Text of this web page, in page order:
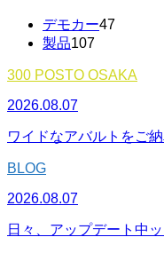
デモカー47
製品107
300 POSTO OSAKA
2026.08.07
ワイドなアバルトをご
BLOG
2026.08.07
日々、アップデート中ッ